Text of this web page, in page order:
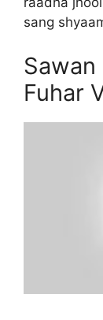
sang
Sawan
Fuhar